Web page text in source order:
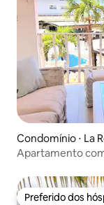
Condomínio ⋅ La
Apartamento
Preferido dos